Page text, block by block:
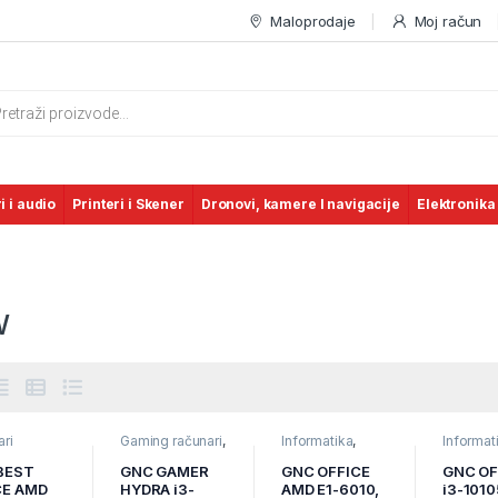
Maloprodaje Moj račun
search
i audio Printeri i Skener Dronovi, kamere I navigacije Elektronika
AMD
Gaming računari,
Informatika
Računari
GNC GAMER
HYDRA i3-
Informatika,
računari,
Računari
GNC OFFICE
AMD E1-6010,
računari,
Računari
GNC
i3-